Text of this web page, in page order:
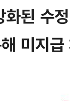
된 수
미지